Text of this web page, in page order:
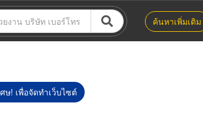
ค้นหาเพิ่มเติม
! เพื่อจัดทำเว็บไซต์